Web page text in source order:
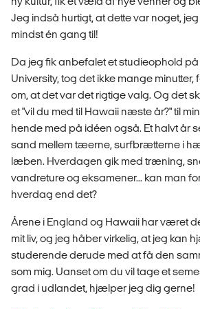
Jeg indså hurtigt, at dette var noget,
mindst én gang til!
Da jeg fik anbefalet et studieophold
University, tog det ikke mange
om, at det var det rigtige valg. Og det
et "vil du med til Hawaii næste år?" til
hende med på idéen også. Et halvt år
sand mellem tæerne, surfbrætterne i
læben. Hverdagen gik med træning,
vandreture og eksamener... kan man
hverdag end det?
Årene i England og Hawaii har været
mit liv, og jeg håber virkelig, at jeg kan
studerende derude med at få den
som mig. Uanset om du vil tage et
grad i udlandet, hjælper jeg dig gerne!